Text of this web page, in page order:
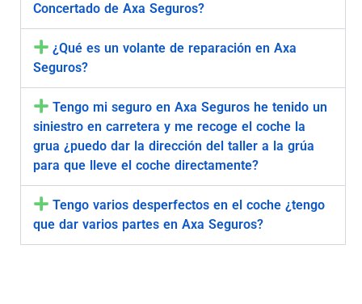
Concertado de Axa Seguros?
¿Qué es un volante de reparación en Axa
Seguros?
Tengo mi seguro en Axa Seguros he tenido un
siniestro en carretera y me recoge el coche la
grua ¿puedo dar la dirección del taller a la grúa
para que lleve el coche directamente?
Tengo varios desperfectos en el coche ¿tengo
que dar varios partes en Axa Seguros?